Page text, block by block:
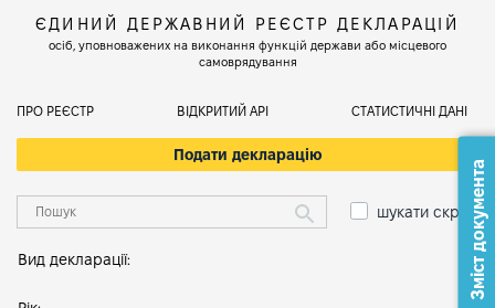
ЄДИНИЙ ДЕРЖАВНИЙ РЕЄСТР ДЕКЛАРАЦІЙ
осіб, уповноважених на виконання функцій держави або місцевого
самоврядування
ПРО РЕЄСТР ВІДКРИТИЙ АРІ СТАТИСТИЧНІ ДАНІ
Подати декларацію
шукати скрізь
Вид декларації: Зміст документа